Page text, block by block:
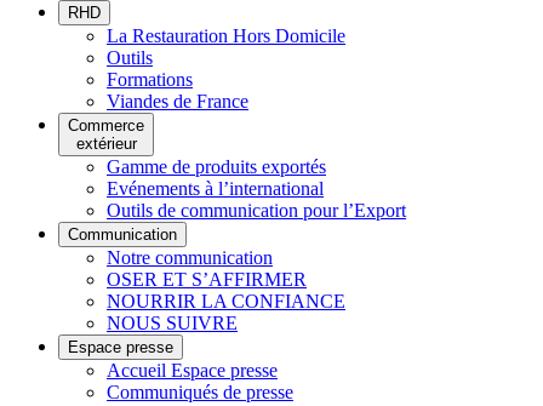
RHD
La Restauration Hors Domicile
Outils
Formations
Viandes de France
Commerce
extérieur
Gamme de produits exportés
Evénements à l’international
Outils de communication pour l’Export
Communication
Notre communication
OSER ET S’AFFIRMER
NOURRIR LA CONFIANCE
NOUS SUIVRE
Espace presse
Accueil Espace presse
Communiqués de presse